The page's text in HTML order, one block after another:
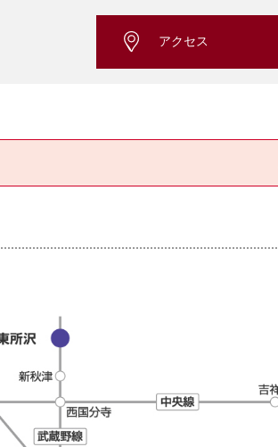
アクセス